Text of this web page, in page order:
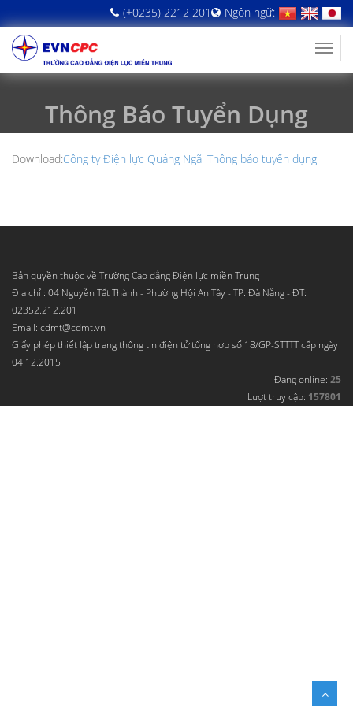
Ngôn ngữ:
(+0235) 2212 201
Thông Báo Tuyển Dụng
Download:Công ty Điện lực Quảng Ngãi Thông báo tuyến dụng
Bản quyền thuộc về Trường Cao đẳng Điện lực miền Trung
Địa chỉ : 04 Nguyễn Tất Thành - Phường Hội An Tây - TP. Đà Nẵng - ĐT:
02352.212.201
Email: cdmt@cdmt.vn
Giấy phép thiết lập trang thông tin điện tử tổng hợp số 18/GP-STTTT cấp ngày
04.12.2015
Đang online: 25
Lượt truy cập: 157801